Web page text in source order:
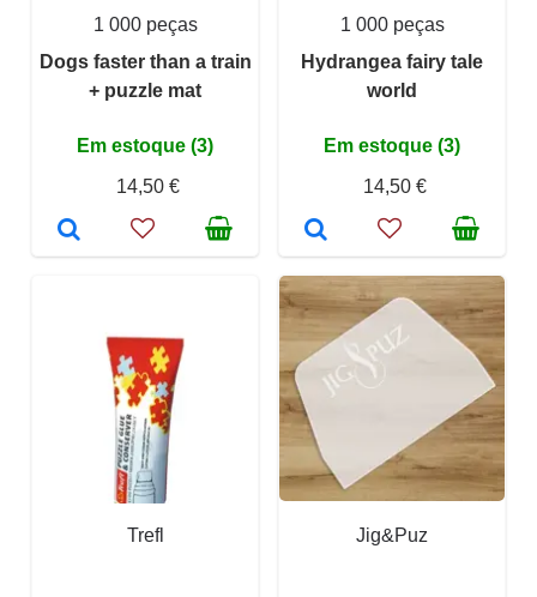
1 000 peças
Dogs faster than a train
+ puzzle mat
Em estoque (3)
14,50 €
1 000 peças
Hydrangea fairy tale
world
Em estoque (3)
14,50 €
Trefl Jig&Puz